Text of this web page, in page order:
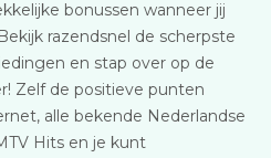
bonussen wanneer jij
razendsnel de scherpste
en stap over op de
Zelf de positieve punten
alle bekende Nederlandse
Hits en je kunt